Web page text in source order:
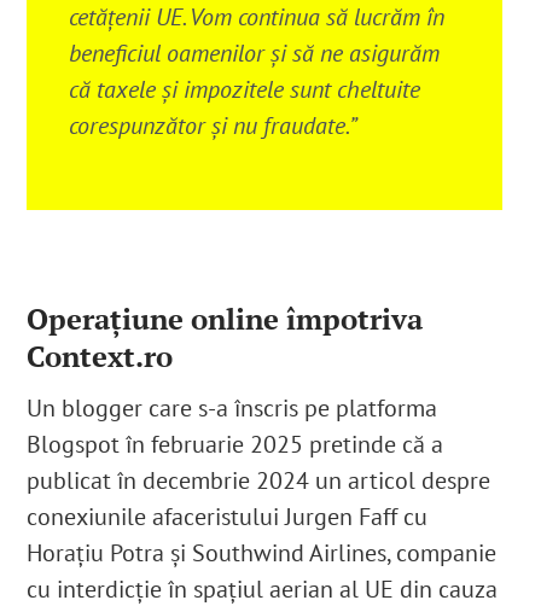
cetățenii UE. Vom continua să lucrăm în
beneficiul oamenilor și să ne asigurăm
că taxele și impozitele sunt cheltuite
corespunzător și nu fraudate.”
Operațiune online împotriva
Context.ro
Un blogger care s-a înscris pe platforma
Blogspot în februarie 2025 pretinde că a
publicat în decembrie 2024 un articol despre
conexiunile afaceristului Jurgen Faff cu
Horațiu Potra și Southwind Airlines, companie
cu interdicție în spațiul aerian al UE din cauza